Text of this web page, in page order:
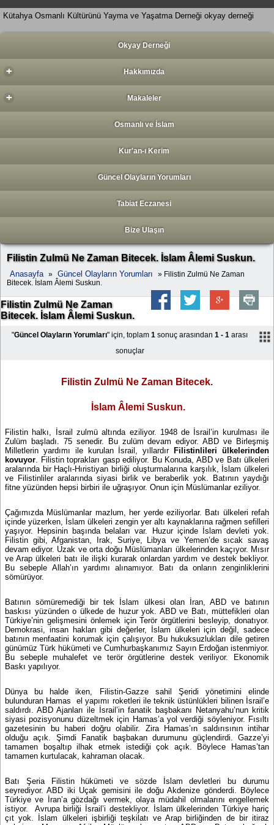
Kütahya Osmanlı Kültürünü Yayma ve Yaşatma Derneği okyay derneği
Okyay Derneği
+ Hakkımızda
+ Makaleler
Osmanlı ve İslam
Kur'an-ı Kerim
Güncel Olayların Yorumları
Tabiat Eczanesi
Bize Ulaşın
Filistin Zulmü Ne Zaman Bitecek. İslam Âlemi Suskun.
Anasayfa » Güncel Olayların Yorumları
» Filistin Zulmü Ne Zaman
Bitecek. İslam Âlemi Suskun.
Filistin Zulmü Ne Zaman
Bitecek. İslam Âlemi Suskun.
"Güncel Olayların Yorumları" için, toplam 1 sonuç arasından 1 - 1 arası
sonuçlar
Filistin Zulmü Ne Zaman Bitecek.
İslam Âlemi Suskun.
Filistin halkı, İsrail zulmü altında eziliyor. 1948 de İsrail’in kurulması ile
Zulüm başladı. 75 senedir. Bu zulüm devam ediyor. ABD ve Birleşmiş
Milletlerin yardımı ile kurulan İsrail, yıllardırFilistinlileri ülkelerinden
kovuyor . Filistin toprakları gasp ediliyor. Bu Konuda, ABD ve Batı ülkeleri
aralarında bir Haçlı-Hıristiyan birliği oluşturmalarına karşılık, İslam ülkeleri
ve Filistinliler aralarında siyasi birlik ve beraberlik yok. Batının yaydığı
fitne yüzünden hepsi birbiri ile uğraşıyor. Onun için Müslümanlar eziliyor.
Çağımızda Müslümanlar mazlum, her yerde eziliyorlar. Batı ülkeleri refah
içinde yüzerken, İslam ülkeleri zengin yer altı kaynaklarına rağmen sefilleri
yaşıyor. Hepsinin başında belaları var. Huzur içinde İslam devleti yok.
Filistin gibi, Afganistan, Irak, Suriye, Libya ve Yemen’de sıcak savaş
devam ediyor. Uzak ve orta doğu Müslümanları ülkelerinden kaçıyor. Mısır
ve Arap ülkeleri batı ile ilişki kurarak onlardan yardım ve destek bekliyor.
Bu sebeple Allah’ın yardımı alınamıyor. Batı da onların zenginliklerini
sömürüyor.
Batının sömüremediği bir tek İslam ülkesi olan İran, ABD ve batının
baskısı yüzünden o ülkede de huzur yok. ABD ve Batı, müttefikleri olan
Türkiye’nin gelişmesini önlemek için Terör örgütlerini besleyip, donatıyor.
Demokrasi, insan hakları gibi değerler, İslam ülkeleri için değil, sadece
batının menfaatini korumak için çalışıyor. Bu hukuksuzlukları dile getiren
günümüz Türk hükümeti ve Cumhurbaşkanımız Sayın Erdoğan istenmiyor.
Bu sebeple muhalefet ve terör örgütlerine destek veriliyor. Ekonomik
Baskı yapılıyor.
Dünya bu halde iken, Filistin-Gazze sahil Şeridi yönetimini elinde
bulunduran Hamas
el yapımı roketleri ile teknik üstünlükleri bilinen İsrail’e
saldırdı. ABD Ajanları ile İsrail’in fanatik başbakanı Netanyahu’nun kritik
siyasi pozisyonunu düzeltmek için Hamas’a yol verdiği söyleniyor. Fısıltı
gazetesinin bu haberi doğru olabilir. Zira Hamas’ın saldırısının intihar
olduğu açık. Şimdi Fanatik başbakan durumunu güçlendirdi. Gazze’yi
tamamen boşaltıp ilhak etmek istediği çok açık. Böylece Hamas’tan
tamamen kurtulacak, kahraman olacak.
Batı Şeria Filistin hükümeti ve sözde İslam devletleri bu durumu
seyrediyor. ABD iki Uçak gemisini ile doğu Akdenize gönderdi. Böylece
Türkiye ve İran’a gözdağı vermek, olaya müdahil olmalarını engellemek
istiyor.
Avrupa birliği İsrail’i destekliyor. İslam ülkelerinden Türkiye hariç
çıt yok. İslam ülkeleri işbirliği teşkilatı ve Arap birliğinden de bir itiraz